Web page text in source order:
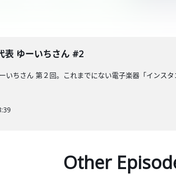
表 ゆーいちさん #2
いちさん 第２回。これまでにない電子楽器「インス
Other